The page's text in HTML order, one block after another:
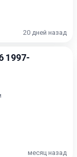
20 дней назад
1997-
месяц назад